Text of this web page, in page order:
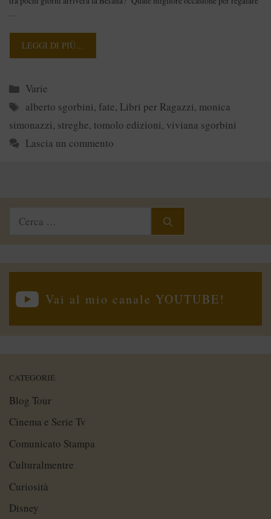
…
LEGGI DI PIÙ…
Categorie
Varie
Tag
alberto sgorbini, fate, Libri per Ragazzi, monica
simonazzi, streghe, tomolo edizioni, viviana sgorbini
Lascia un commento
Ricerca
Vai al mio canale YOUTUBE!
CATEGORIE
Blog Tour
Cinema e Serie Tv
Comunicato Stampa
Culturalmentre
Curiosità
Disney